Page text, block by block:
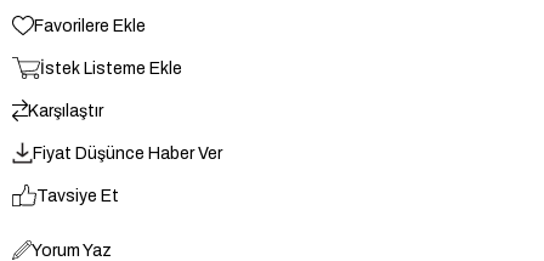
Favorilere Ekle
İstek Listeme Ekle
Karşılaştır
Fiyat Düşünce Haber Ver
Tavsiye Et
Yorum Yaz